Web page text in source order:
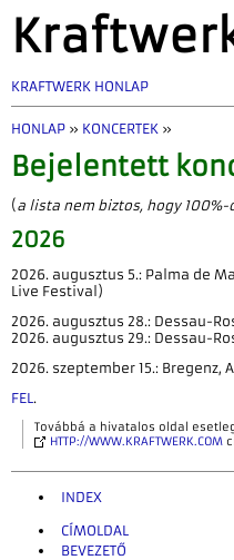
KRAFTWERK HONLAP
HONLAP » KONCERTEK »
Bejelentett
( a lista nem biztos, hogy 100%-
2026
2026. augusztus 5.: Palma de
Live Festival)
2026. augusztus 28.: Dessau-
2026. augusztus 29.: Dessau-
2026. szeptember 15.: Bregenz,
FEL.
Továbbá a hivatalos oldal
HTTP://WWW.KRAFTWERK.COM
INDEX
CÍMOLDAL
BEVEZETŐ